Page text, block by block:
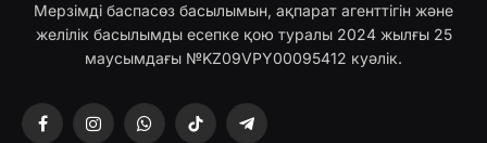
Мерзімді баспасөз басылымын, ақпарат агенттігін және
желілік басылымды есепке қою туралы 2024 жылғы 25
маусымдағы №KZ09VPY00095412 куәлік.
FacebookInstagramWhatsAppTikTok Telegram